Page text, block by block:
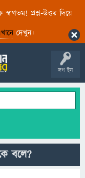
স্বাগতম! প্রশ্ন-উত্তর দিয়ে
দেখুন।
লগ ইন
বলে?